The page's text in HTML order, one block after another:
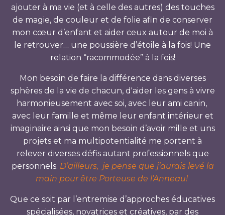
ajouter à ma vie (et à celle des autres) des touches
de magie, de couleur et de folie afin de conserver
mon cœur d’enfant et aider ceux autour de moi à
le retrouver… une poussière d’étoile à la fois! Une
relation “racommodée” à la fois!
Mon besoin de faire la différence dans diverses
sphères de la vie de chacun, d'aider les gens à vivre
harmonieusement avec soi, avec leur ami canin,
avec leur famille et même leur enfant intérieur et
imaginaire ainsi que mon besoin d’avoir mille et uns
projets et ma multipotentialité me portent à
relever diverses défis autant professionnels que
personnels. D’ailleurs, je pense que j’aurais levé la
main pour être Porteuse de l’Anneau!
Que ce soit par l’entremise d’approches éducatives
spécialisées, novatrices et créatives, par des